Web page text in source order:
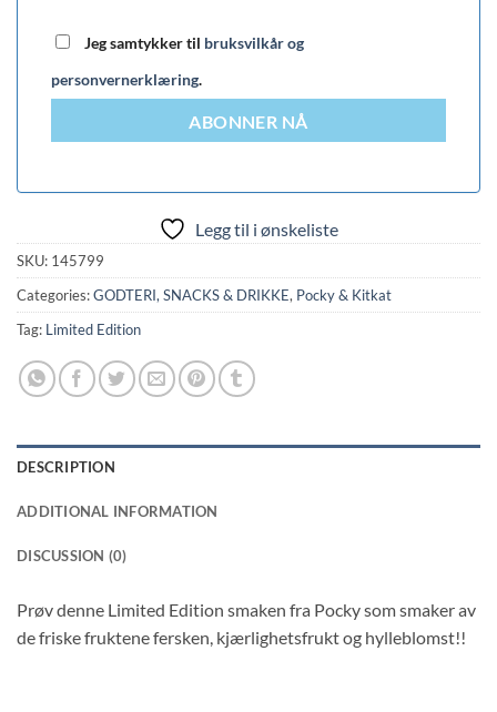
Jeg samtykker til bruksvilkår og
personvernerklæring.
ABONNER NÅ
Legg til i ønskeliste
SKU: 145799
Categories:GODTERI, SNACKS & DRIKKE, Pocky & Kitkat
Tag: Limited Edition
DESCRIPTION
ADDITIONAL INFORMATION
DISCUSSION (0)
Prøv denne Limited Edition smaken fra Pocky som smaker av
de friske fruktene fersken, kjærlighetsfrukt og hylleblomst!!